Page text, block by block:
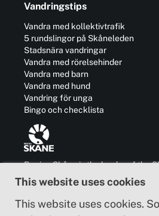
This website uses cookies
This website uses cookies.
Vandringstips
Vandra med kollektivtrafik
5 rundslingor på Skåneleden
Stadsnära vandringar
Vandra med rörelsehinder
Vandra med barn
Vandra med hund
Vandring för unga
Bingo och checklista
Region Skåne is the leader of the
development of business,
and outside Sweden.